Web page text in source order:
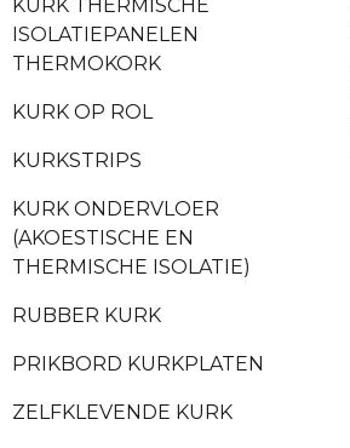
KURK THERMISCHE
ISOLATIEPANELEN
THERMOKORK
KURK OP ROL
KURKSTRIPS
KURK ONDERVLOER
(AKOESTISCHE EN
THERMISCHE ISOLATIE)
RUBBER KURK
PRIKBORD KURKPLATEN
ZELFKLEVENDE KURK